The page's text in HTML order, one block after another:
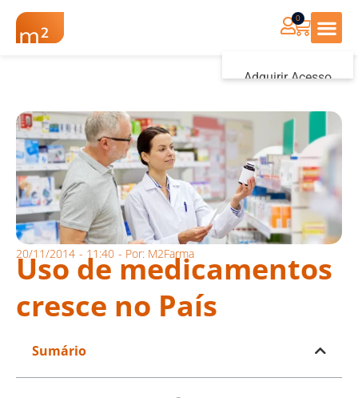
Adquirir Acesso
0
20/11/2014 - 11:40 - Por: M2Farma
Uso de medicamentos
cresce no País
Sumário